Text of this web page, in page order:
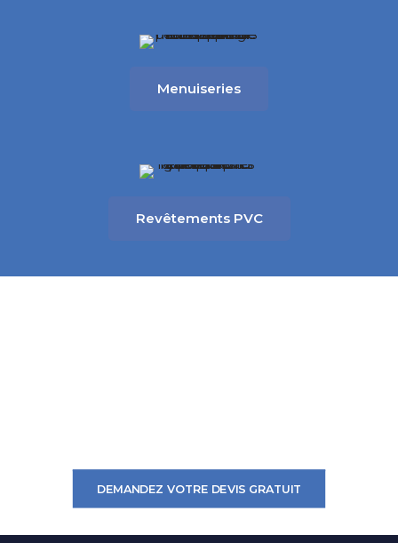
Menuiseries
Revêtements PVC
DEMANDEZ VOTRE DEVIS GRATUIT